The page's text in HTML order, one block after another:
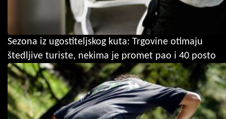
Sezona iz ugostiteljskog kuta: Trgovine otimaju
štedljive turiste, nekima je promet pao i 40 posto